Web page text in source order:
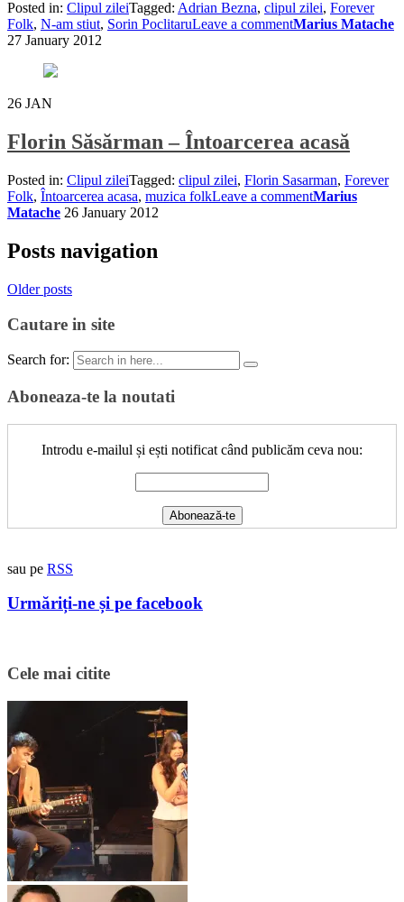
Posted in: Clipul zileiTagged: Adrian Bezna, clipul zilei, Forever
Folk, N-am stiut, Sorin PoclitaruLeave a commentMarius Matache
27 January 2012
26 JAN
Florin Săsărman – Întoarcerea acasă
Posted in: Clipul zileiTagged: clipul zilei, Florin Sasarman, Forever
Folk, Întoarcerea acasa, muzica folkLeave a commentMarius
Matache 26 January 2012
Posts navigation
Older posts
Cautare in site
Search for:
Aboneaza-te la noutati
Introdu e-mailul și ești notificat când publicăm ceva nou:
sau pe RSS
Urmăriți-ne și pe facebook
Cele mai citite